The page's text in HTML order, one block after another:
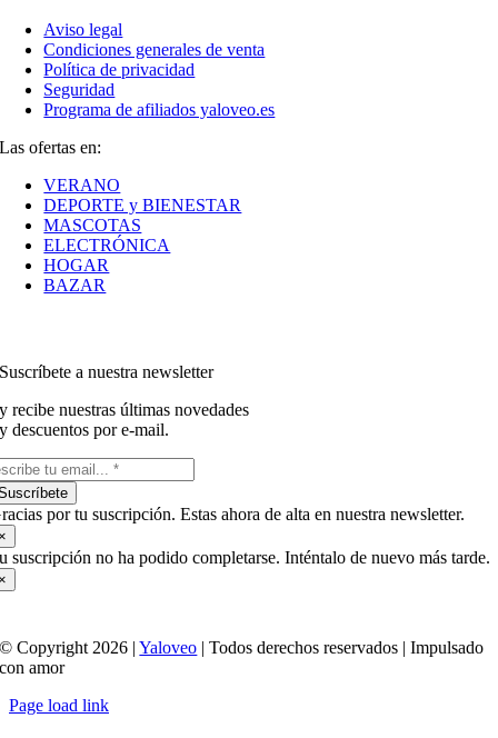
Aviso legal
Condiciones generales de venta
Política de privacidad
Seguridad
Programa de afiliados yaloveo.es
Las ofertas en:
VERANO
DEPORTE y BIENESTAR
MASCOTAS
ELECTRÓNICA
HOGAR
BAZAR
Suscríbete a nuestra newsletter
y recibe nuestras últimas novedades
y descuentos por e-mail.
por tu suscripción. Estas ahora de alta en nuestra newsletter.
suscripción no ha podido completarse. Inténtalo de nuevo más tarde.
© Copyright 2026 |Yaloveo | Todos derechos reservados | Impulsado
con amor
Page load link